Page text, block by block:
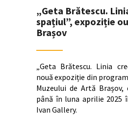
„Geta Brătescu.
spațiul”, expoziție
Brașov
„Geta Brătescu. Linia
nouă expoziție din
Muzeului de Artă
până în luna aprilie 2025
Ivan Gallery.